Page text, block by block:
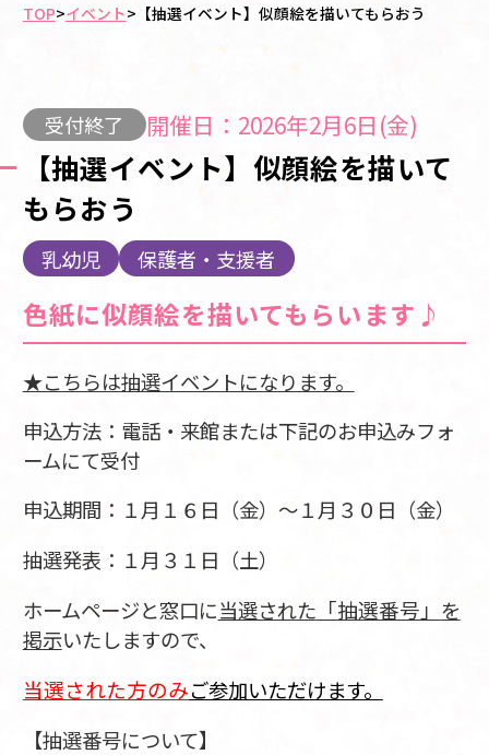
TOP>イベント> 【抽選イベント】似顔絵を描いてもらおう
受付終了 開催日：2026年2月6日(金)
【抽選イベント】似顔絵を描いて
もらおう
乳幼児 保護者・支援者
色紙に似顔絵を描いてもらいます♪
★こちらは抽選イベントになります。
申込方法：電話・来館または下記のお申込みフォ
ームにて受付
申込期間：１月１６日（金）～１月３０日（金）
抽選発表：１月３１日（土）
ホームページと窓口に当選された 「抽選番号」 を
掲示いたしますので、
当選された方のみご参加いただけます。
【抽選番号について】